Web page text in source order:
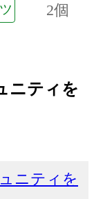
2個
ニティを
ニティを